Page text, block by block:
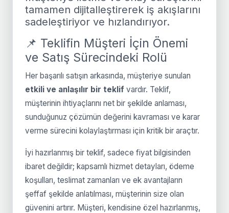
tamamen dijitalleştirerek iş akışlarını
sadeleştiriyor ve hızlandırıyor.
📌 Teklifin Müşteri İçin Önemi
ve Satış Sürecindeki Rolü
Her başarılı satışın arkasında, müşteriye sunulan
etkili ve anlaşılır bir teklif vardır. Teklif,
müşterinin ihtiyaçlarını net bir şekilde anlaması,
sunduğunuz çözümün değerini kavraması ve karar
verme sürecini kolaylaştırması için kritik bir araçtır.
İyi hazırlanmış bir teklif, sadece fiyat bilgisinden
ibaret değildir; kapsamlı hizmet detayları, ödeme
koşulları, teslimat zamanları ve ek avantajların
şeffaf şekilde anlatılması, müşterinin size olan
güvenini artırır. Müşteri, kendisine özel hazırlanmış,